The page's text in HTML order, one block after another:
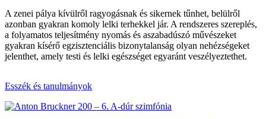
A zenei pálya kívülről ragyogásnak és sikernek tűnhet, belülről
azonban gyakran komoly lelki terhekkel jár. A rendszeres szereplés,
a folyamatos teljesítmény nyomás és aszabadúszó művészeket
gyakran kísérő egzisztenciális bizonytalanság olyan nehézségeket
jelenthet, amely testi és lelki egészséget egyaránt veszélyeztethet.
Esszék és tanulmányok